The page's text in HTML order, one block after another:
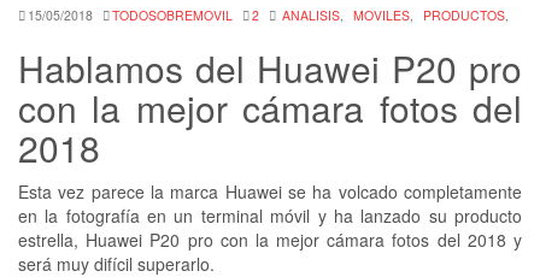
15/05/2018 TODOSOBREMOVIL 2 ANALISIS, MOVILES, PRODUCTOS,
Hablamos del Huawei P20 pro
con la mejor cámara fotos del
2018
Esta vez parece la marca Huawei se ha volcado completamente
en la fotografía en un terminal móvil y ha lanzado su producto
estrella, Huawei P20 pro con la mejor cámara fotos del 2018 y
será muy difícil superarlo.